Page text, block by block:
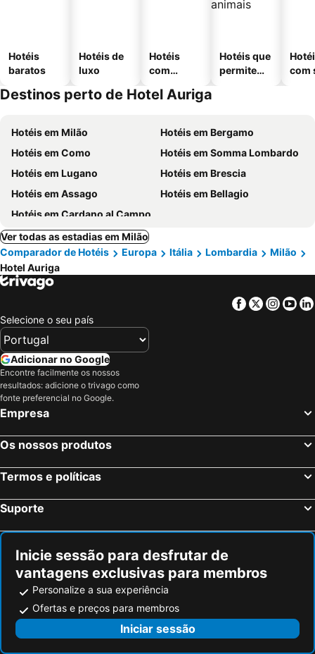
Hotéis
baratos
Hotéis de
luxo
Hotéis
com
Hotéis que
permitem
com
Destinos perto de Hotel Auriga
Hotéis em Milão
Hotéis em Bergamo
Hotéis em Como
Hotéis em Somma Lombardo
Hotéis em Lugano
Hotéis em Brescia
Hotéis em Assago
Hotéis em Bellagio
Hotéis em Cardano al Campo
Ver todas as estadias em Milão
Comparador de Hotéis
Europa Itália Lombardia
Milão
Hotel Auriga
Facebook
Twitter
Selecione o seu país
Adicionar no Google
Encontre facilmente os nossos
resultados: adicione o trivago como
fonte preferencial no Google.
Empresa
Os nossos produtos
Termos e políticas
Suporte
Inicie sessão para desfrutar de
vantagens exclusivas para membros
Personalize a sua experiência
Ofertas e preços para membros
Iniciar sessão